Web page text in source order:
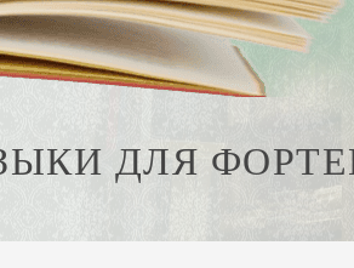
ДЛЯ